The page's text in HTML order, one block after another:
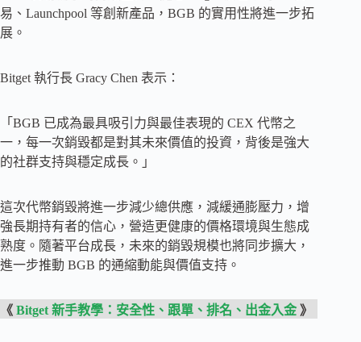
易、Launchpool 等創新產品，BGB 的實用性將進一步拓
展。
Bitget 執行長 Gracy Chen 表示：
「BGB 已成為最具吸引力與最佳表現的 CEX 代幣之
一，每一次銷毀都是對其未來價值的投資，背後是強大
的社群支持與穩定成長。」
這次代幣銷毀將進一步減少總供應，減緩通膨壓力，增
強長期持有者的信心，營造更健康的價格環境與生態成
熟度。隨著平台成長，未來的銷毀規模也將同步擴大，
進一步推動 BGB 的通縮動能與價值支持。
《 Bitget 新手教學：安全性、跟單、排名、出金入金 》